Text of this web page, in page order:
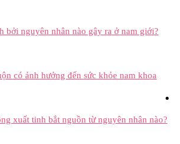
bởi nguyên nhân nào gây ra ở nam giới?
có ảnh hưởng đến sức khỏe nam khoa
xuất tinh bắt nguồn từ nguyên nhân nào?